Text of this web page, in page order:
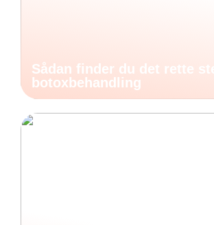
Sådan finder du det rette
botoxbehandling